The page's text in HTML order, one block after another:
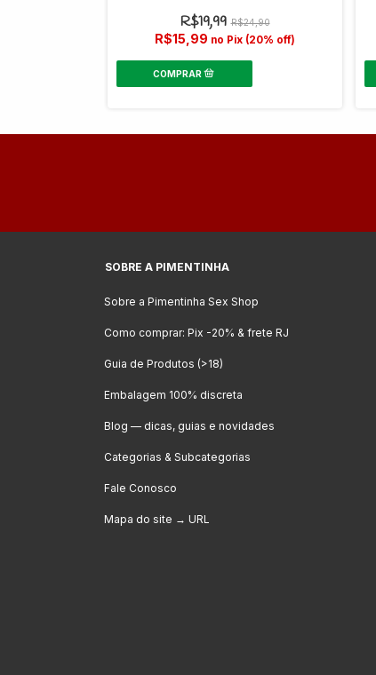
R$19,99 R$24,90
R$15,99 no Pix (20% off)
SOBRE A PIMENTINHA
Sobre a Pimentinha Sex Shop
Como comprar: Pix -20% & frete RJ
Guia de Produtos (>18)
Embalagem 100% discreta
Blog — dicas, guias e novidades
Categorias & Subcategorias
Fale Conosco
Mapa do site → URL